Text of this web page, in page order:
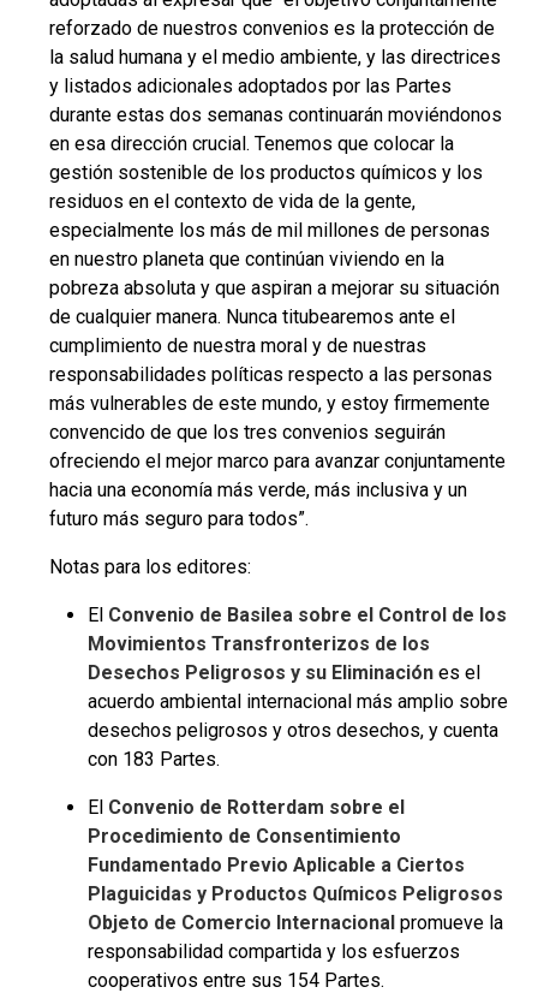
reforzado de nuestros convenios es la protección de
la salud humana y el medio ambiente, y las directrices
y listados adicionales adoptados por las Partes
durante estas dos semanas continuarán moviéndonos
en esa dirección crucial. Tenemos que colocar la
gestión sostenible de los productos químicos y los
residuos en el contexto de vida de la gente,
especialmente los más de mil millones de personas
en nuestro planeta que continúan viviendo en la
pobreza absoluta y que aspiran a mejorar su situación
de cualquier manera. Nunca titubearemos ante el
cumplimiento de nuestra moral y de nuestras
responsabilidades políticas respecto a las personas
más vulnerables de este mundo, y estoy firmemente
convencido de que los tres convenios seguirán
ofreciendo el mejor marco para avanzar conjuntamente
hacia una economía más verde, más inclusiva y un
futuro más seguro para todos”.
Notas para los editores:
El Convenio de Basilea sobre el Control de los
Movimientos Transfronterizos de los
Desechos Peligrosos y su Eliminación es el
acuerdo ambiental internacional más amplio sobre
desechos peligrosos y otros desechos, y cuenta
con 183 Partes.
El Convenio de Rotterdam sobre el
Procedimiento de Consentimiento
Fundamentado Previo Aplicable a Ciertos
Plaguicidas y Productos Químicos Peligrosos
Objeto de Comercio Internacional promueve la
responsabilidad compartida y los esfuerzos
cooperativos entre sus 154 Partes.